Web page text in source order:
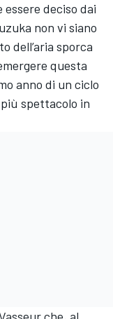
deciso dai
non vi siano
dell’aria sporca
questa
anno di un ciclo
spettacolo in